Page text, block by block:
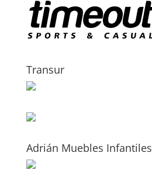
Transur
Adrián Muebles Infantiles